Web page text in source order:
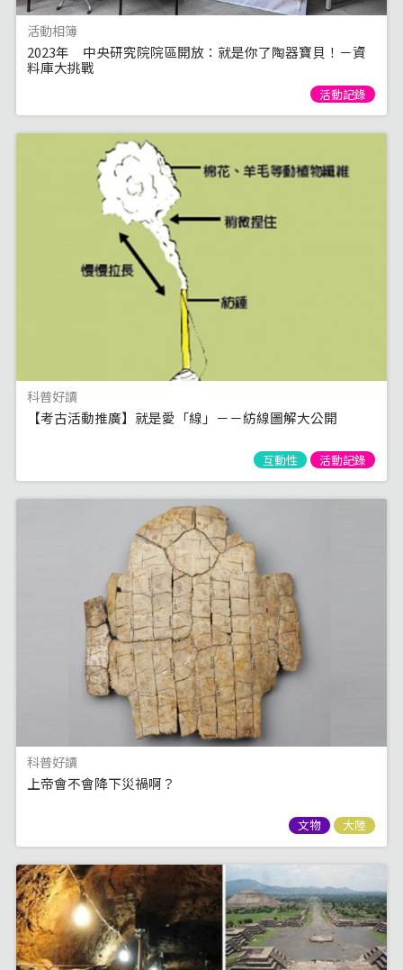
活動相簿
2023年 中央研究院院區開放：就是你了陶器寶貝！－資
料庫大挑戰
活動記錄
科普好讀
【考古活動推廣】就是愛「線」－－紡線圖解大公開
互動性 活動記錄
科普好讀
上帝會不會降下災禍啊？
文物 大陸